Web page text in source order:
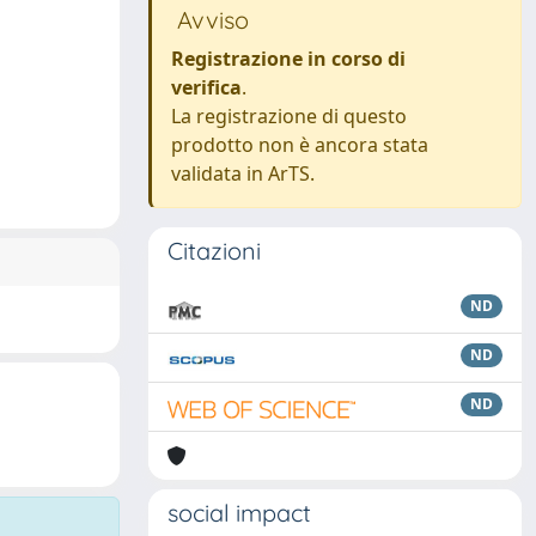
Avviso
Registrazione in corso di
verifica.
La registrazione di questo
prodotto non è ancora stata
validata in ArTS.
Citazioni
ND
ND
ND
social impact